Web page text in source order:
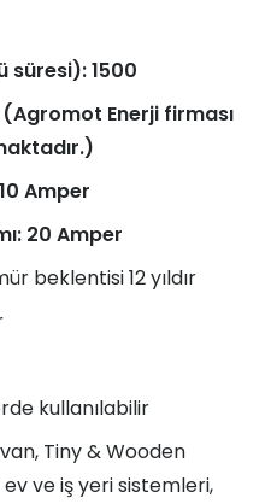
süresi): 1500
(Agromot Enerji firması
Amper
20 Amper
beklentisi 12 yıldır
kullanılabilir
Tiny & Wooden
ve iş yeri sistemleri,